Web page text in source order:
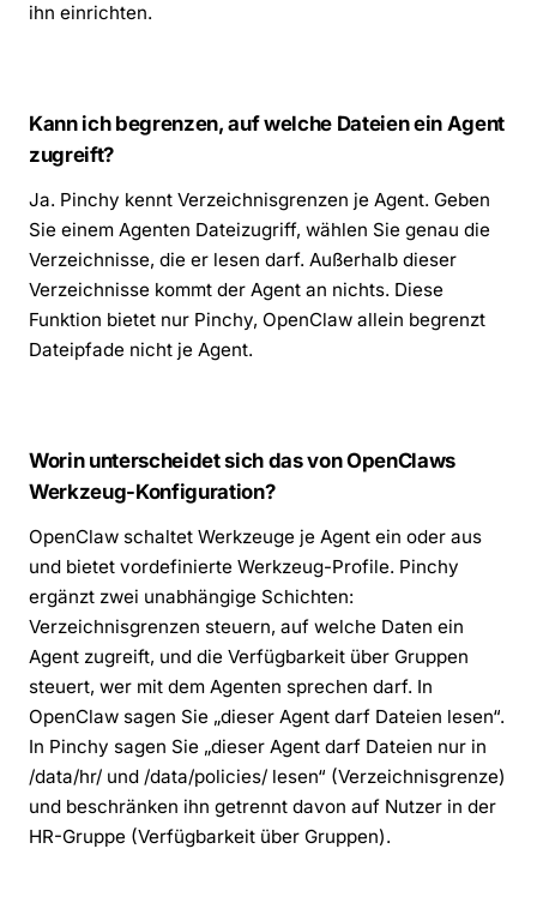
ihn einrichten.
Kann ich begrenzen, auf welche Dateien ein Agent
zugreift?
Ja. Pinchy kennt Verzeichnisgrenzen je Agent. Geben
Sie einem Agenten Dateizugriff, wählen Sie genau die
Verzeichnisse, die er lesen darf. Außerhalb dieser
Verzeichnisse kommt der Agent an nichts. Diese
Funktion bietet nur Pinchy, OpenClaw allein begrenzt
Dateipfade nicht je Agent.
Worin unterscheidet sich das von OpenClaws
Werkzeug-Konfiguration?
OpenClaw schaltet Werkzeuge je Agent ein oder aus
und bietet vordefinierte Werkzeug-Profile. Pinchy
ergänzt zwei unabhängige Schichten:
Verzeichnisgrenzen steuern, auf welche Daten ein
Agent zugreift, und die Verfügbarkeit über Gruppen
steuert, wer mit dem Agenten sprechen darf. In
OpenClaw sagen Sie „dieser Agent darf Dateien lesen“.
In Pinchy sagen Sie „dieser Agent darf Dateien nur in
/data/hr/ und /data/policies/ lesen“ (Verzeichnisgrenze)
und beschränken ihn getrennt davon auf Nutzer in der
HR-Gruppe (Verfügbarkeit über Gruppen).